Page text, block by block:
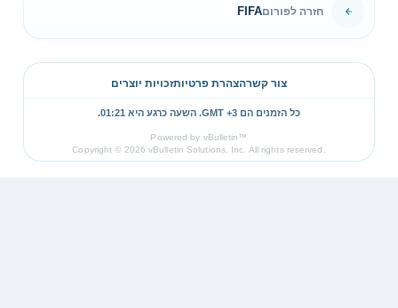
חזרה לפורוםFIFA
צור קשרהצהרת פרטיותזכויות יוצרים
כל הזמנים הם GMT +3. השעה כרגע היא 01:21
.
Powered by vBulletin™
Copyright © 2026 vBulletin Solutions, Inc. All rights reserved.